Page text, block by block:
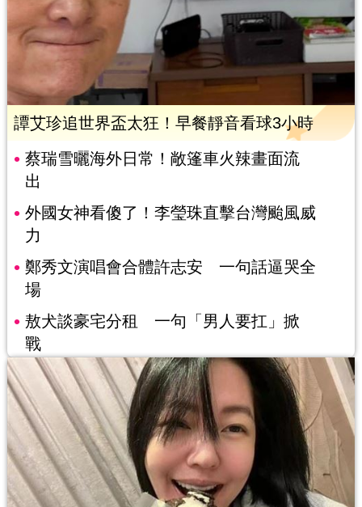
譚艾珍追世界盃太狂！早餐靜音看球3小時
蔡瑞雪曬海外日常！敞篷車火辣畫面流
出
外國女神看傻了！李瑩珠直擊台灣颱風威
力
鄭秀文演唱會合體許志安 一句話逼哭全
場
敖犬談豪宅分租 一句「男人要扛」掀
戰